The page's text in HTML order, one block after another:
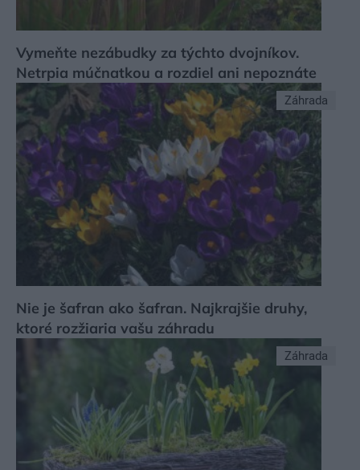
Vymeňte nezábudky za týchto dvojníkov.
Netrpia múčnatkou a rozdiel ani nepoznáte
Záhrada
Nie je šafran ako šafran. Najkrajšie druhy,
ktoré rozžiaria vašu záhradu
Záhrada